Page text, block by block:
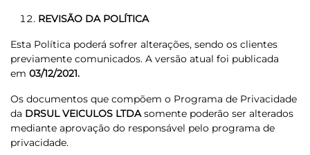
REVISÃO DA POLÍTICA
Esta Política poderá sofrer alterações, sendo os clientes
previamente comunicados. A versão atual foi publicada
em 03/12/2021.
Os documentos que compõem o Programa de Privacidade
da DRSUL VEICULOS LTDAsomente poderão ser alterados
mediante aprovação do responsável pelo programa de
privacidade.